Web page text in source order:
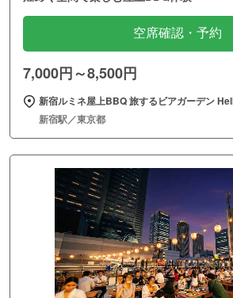
空席確認・予約
7,000円～8,500円
新宿ルミネ屋上BBQ 旅するビアガーデン
新宿駅／東京都